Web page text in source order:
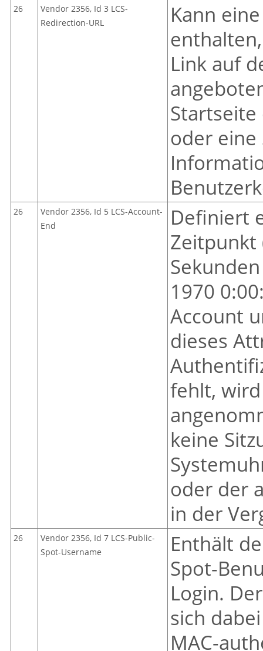
26
Vendor 2356, Id 3 LCS-
Redirection-URL
Kann
Link auf
Startseite
oder eine
26
Vendor 2356, Id 5 LCS-Account-
End
Definiert
Zeitpunkt
1970
Account
dieses
fehlt,
keine
oder der
in der
26
Vendor 2356, Id 7 LCS-Public-
Spot-Username
Enthält
Spot-
Login.
sich
MAC-